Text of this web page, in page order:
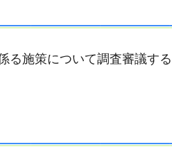
施策について調査審議する